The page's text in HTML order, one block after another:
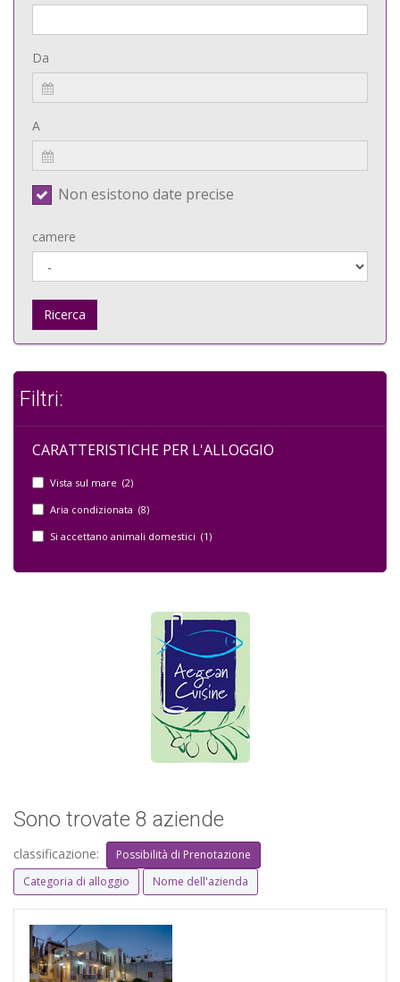
Da
A
Non esistono date precise
camere
Ricerca
Filtri:
CARATTERISTICHE PER L'ALLOGGIO
Vista sul mare (2)
Aria condizionata (8)
Si accettano animali domestici (1)
Sono trovate 8 aziende
classificazione:
Possibilità di Prenotazione
Categoria di alloggio
Nome dell'azienda